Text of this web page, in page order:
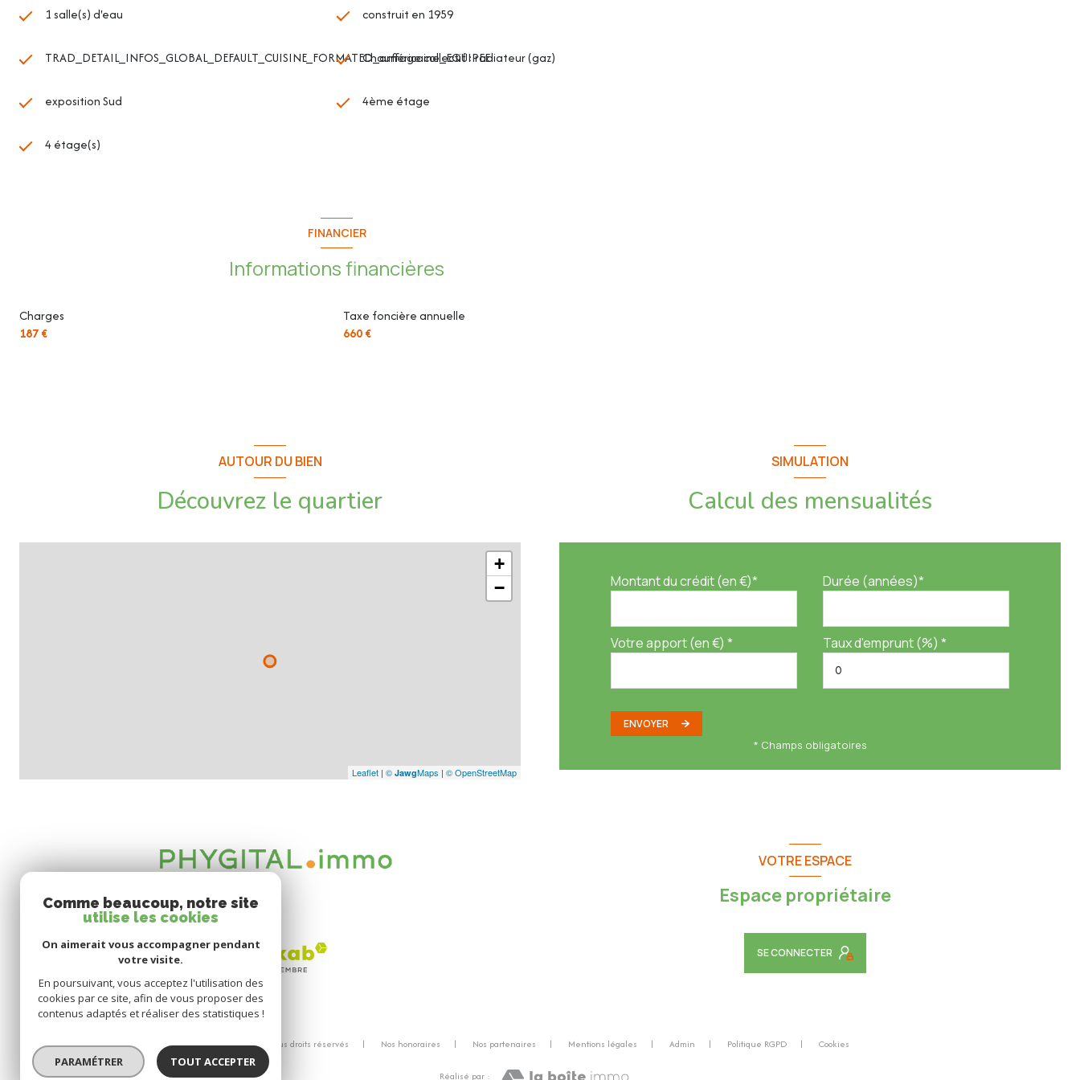
1 salle(s) d'eau construit en 1959
TRAD_DETAIL_INFOS_GLOBAL_DEFAULT_CUISINE_FORMATED_américaine_EQUIPEE
Chauffage collectif : radiateur (gaz)
exposition Sud 4ème étage
4 étage(s)
FINANCIER
Informations financières
Charges
187 €
Taxe foncière annuelle
660 €
AUTOUR DU BIEN
Découvrez le quartier
+
−
Leaflet | © JawgMaps | © OpenStreetMap
SIMULATION
Calcul des mensualités
Montant du crédit (en €)* Durée (années)*
Votre apport (en €) * Taux d'emprunt (%) *
ENVOYER
* Champs obligatoires
VOTRE ESPACE
Espace propriétaire
SE CONNECTER
© 2026 | Tous droits réservés Nos honoraires Nos partenaires Mentions légales Admin Politique RGPD Cookies
Réalisé par :
Comme beaucoup, notre site
utilise les cookies
On aimerait vous accompagner pendant
votre visite.
En poursuivant, vous acceptez l'utilisation des
cookies par ce site, afin de vous proposer des
contenus adaptés et réaliser des statistiques !
PARAMÉTRER TOUT ACCEPTER